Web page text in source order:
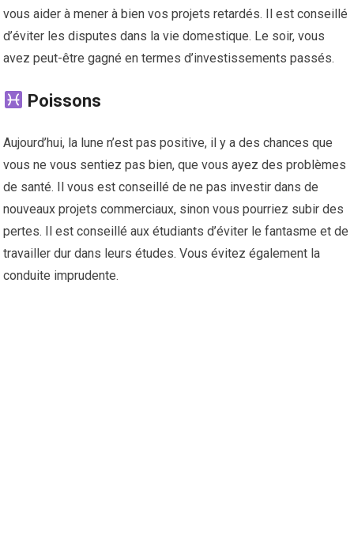
vous aider à mener à bien vos projets retardés. Il est conseillé
d’éviter les disputes dans la vie domestique. Le soir, vous
avez peut-être gagné en termes d’investissements passés.
Poissons
Aujourd’hui, la lune n’est pas positive, il y a des chances que
vous ne vous sentiez pas bien, que vous ayez des problèmes
de santé. Il vous est conseillé de ne pas investir dans de
nouveaux projets commerciaux, sinon vous pourriez subir des
pertes. Il est conseillé aux étudiants d’éviter le fantasme et de
travailler dur dans leurs études. Vous évitez également la
conduite imprudente.